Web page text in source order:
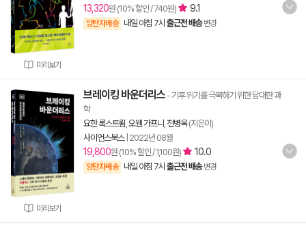
미리보기
13,320원 (10% 할인 / 740원) 9.1
양탄자배송 내일 아침 7시 출근전 배송 변경
미리보기
브레이킹 바운더리스 - 기후 위기를 극복하기 위한 담대한 과
학
요한 록스트룀 오웬 가프니 전병옥(지은이)
사이언스북스| 2022년 08월
19,800원 (10% 할인 / 1,100원) 10.0
양탄자배송 내일 아침 7시 출근전 배송 변경